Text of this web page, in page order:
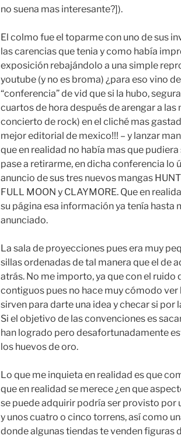
no suena mas interesante?]).
El colmo fue el toparme con uno de sus
las carencias que tenia y como había
exposición rebajándolo a una simple
youtube (y no es broma) ¿para eso vino
“conferencia” de vid que si la hubo,
cuartos de hora después de arengar a las
concierto de rock) en el cliché mas
mejor editorial de mexico!!! – y lanzar
que en realidad no había mas que
pase a retirarme, en dicha conferencia lo
anuncio de sus tres nuevos mangas
FULL MOON y CLAYMORE. Que en
su página esa información ya tenía hasta
anunciado.
La sala de proyecciones pues era muy
sillas ordenadas de tal manera que el de
atrás. No me importo, ya que con el ruido
contiguos pues no hace muy cómodo
sirven para darte una idea y checar si por
Si el objetivo de las convenciones es
han logrado pero desafortunadamente
los huevos de oro.
Lo que me inquieta en realidad es que
que en realidad se merece ¿en que
se puede adquirir podría ser provisto por
y unos cuatro o cinco torrens, así como
donde algunas tiendas te venden figuras